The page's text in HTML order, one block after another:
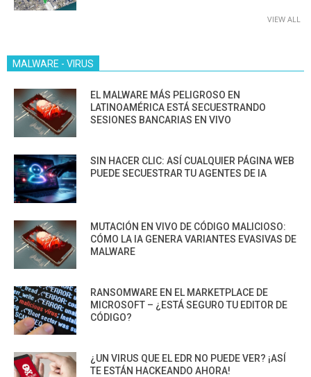
VIEW ALL
MALWARE - VIRUS
EL MALWARE MÁS PELIGROSO EN
LATINOAMÉRICA ESTÁ SECUESTRANDO
SESIONES BANCARIAS EN VIVO
SIN HACER CLIC: ASÍ CUALQUIER PÁGINA WEB
PUEDE SECUESTRAR TU AGENTES DE IA
MUTACIÓN EN VIVO DE CÓDIGO MALICIOSO:
CÓMO LA IA GENERA VARIANTES EVASIVAS DE
MALWARE
RANSOMWARE EN EL MARKETPLACE DE
MICROSOFT – ¿ESTÁ SEGURO TU EDITOR DE
CÓDIGO?
¿UN VIRUS QUE EL EDR NO PUEDE VER? ¡ASÍ
TE ESTÁN HACKEANDO AHORA!